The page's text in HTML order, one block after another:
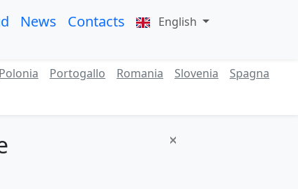
News Contacts English
Polonia Portogallo Romania Slovenia
Spagna